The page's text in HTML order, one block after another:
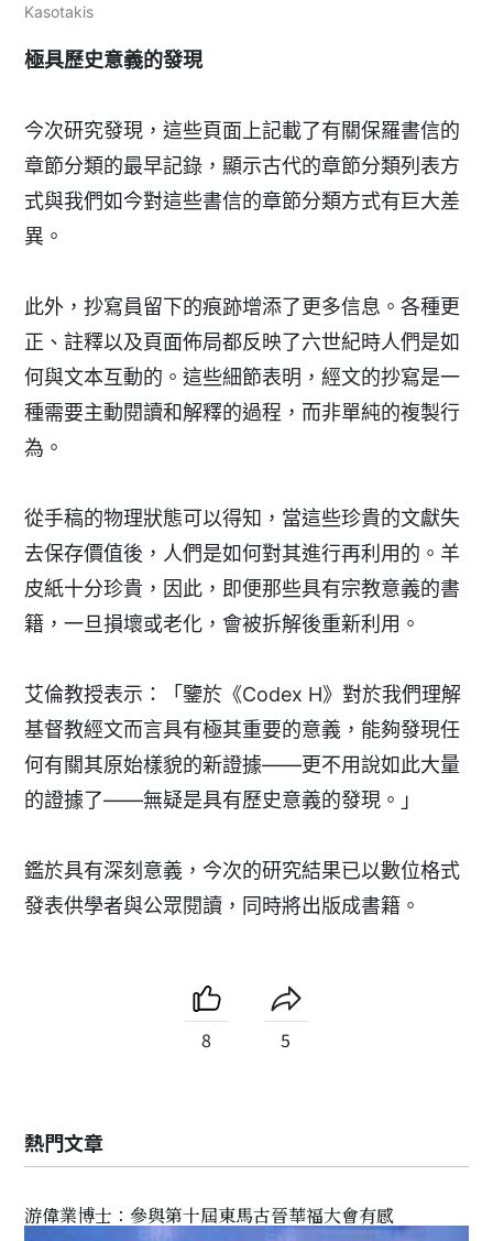
Kasotakis
極具歷史意義的發現
今次研究發現，這些頁面上記載了有關保羅書信的
章節分類的最早記錄，顯示古代的章節分類列表方
式與我們如今對這些書信的章節分類方式有巨大差
異。
此外，抄寫員留下的痕跡增添了更多信息。各種更
正、註釋以及頁面佈局都反映了六世紀時人們是如
何與文本互動的。這些細節表明，經文的抄寫是一
種需要主動閱讀和解釋的過程，而非單純的複製行
為。
從手稿的物理狀態可以得知，當這些珍貴的文獻失
去保存價值後，人們是如何對其進行再利用的。羊
皮紙十分珍貴，因此，即便那些具有宗教意義的書
籍，一旦損壞或老化，會被拆解後重新利用。
艾倫教授表示：「鑒於《Codex H》對於我們理解
基督教經文而言具有極其重要的意義，能夠發現任
何有關其原始樣貌的新證據——更不用說如此大量
的證據了——無疑是具有歷史意義的發現。」
鑑於具有深刻意義，今次的研究結果已以數位格式
發表供學者與公眾閱讀，同時將出版成書籍。
8 5
熱門文章
游偉業博士：參與第十屆東馬古晉華福大會有感